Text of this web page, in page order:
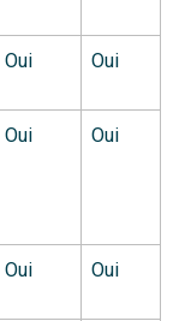
Oui Oui
Oui Oui
Oui Oui